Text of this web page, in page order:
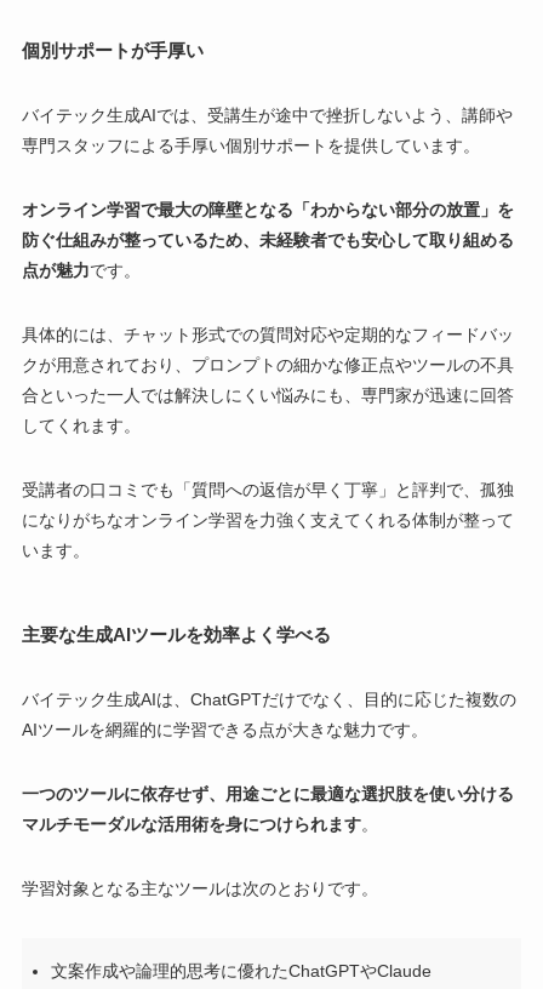
個別サポートが手厚い
バイテック生成AIでは、受講生が途中で挫折しないよう、講師や
専門スタッフによる手厚い個別サポートを提供しています。
オンライン学習で最大の障壁となる「わからない部分の放置」を
防ぐ仕組みが整っているため、未経験者でも安心して取り組める
点が魅力です。
具体的には、チャット形式での質問対応や定期的なフィードバッ
クが用意されており、プロンプトの細かな修正点やツールの不具
合といった一人では解決しにくい悩みにも、専門家が迅速に回答
してくれます。
受講者の口コミでも「質問への返信が早く丁寧」と評判で、孤独
になりがちなオンライン学習を力強く支えてくれる体制が整って
います。
主要な生成AIツールを効率よく学べる
バイテック生成AIは、ChatGPTだけでなく、目的に応じた複数の
AIツールを網羅的に学習できる点が大きな魅力です。
一つのツールに依存せず、用途ごとに最適な選択肢を使い分ける
マルチモーダルな活用術を身につけられます。
学習対象となる主なツールは次のとおりです。
文案作成や論理的思考に優れたChatGPTやClaude